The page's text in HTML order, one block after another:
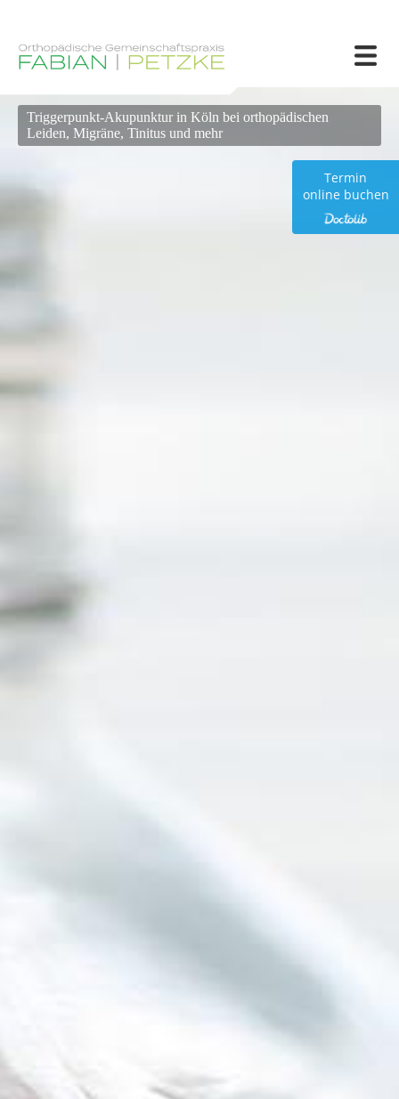
Termin
online buchen
Triggerpunkt-Akupunktur in Köln bei orthopädischen
Leiden, Migräne, Tinitus und mehr